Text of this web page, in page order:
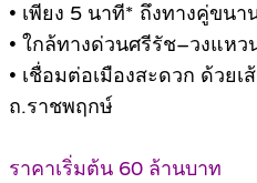
• เพียง 5 นาที* ถึงทางคู่ขน
• ใกล้ทางด่วนศรีรัช–วงแห
• เชื่อมต่อเมืองสะดวก ด้วย
ถ.ราชพฤกษ์
ราคาเริ่มต้น 60 ล้านบาท